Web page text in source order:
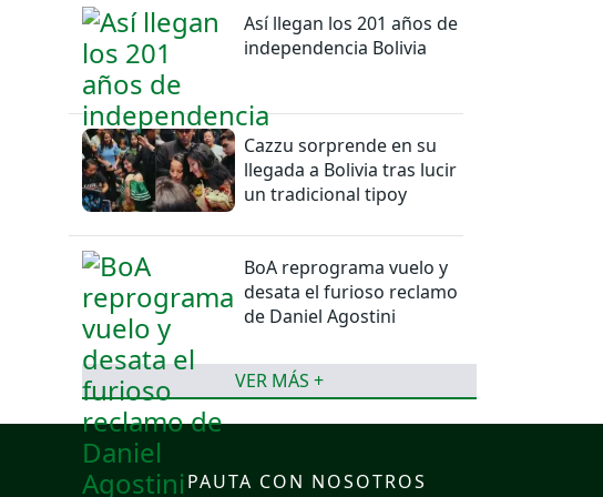
Así llegan los 201 años de
independencia Bolivia
Cazzu sorprende en su
llegada a Bolivia tras lucir
un tradicional tipoy
BoA reprograma vuelo y
desata el furioso reclamo
de Daniel Agostini
VER MÁS +
PAUTA CON NOSOTROS